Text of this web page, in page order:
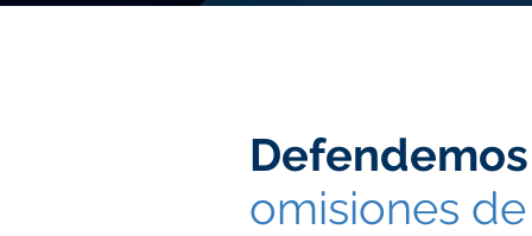
Defendemos
omisiones